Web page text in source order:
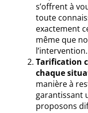
s’offrent à
toute
exactement
même que
l’intervention.
Tarification
chaque
manière à
garantissant
proposons